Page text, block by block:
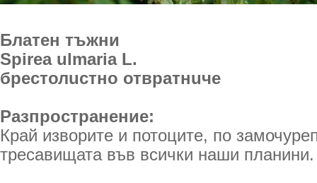
Блатен тъжни
Spirea ulmaria L.
брестолuстно отвратнuче
Разпространение:
Край изворите и потоците, по
тресавищата във всички наши планини.